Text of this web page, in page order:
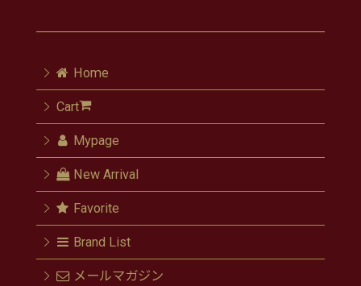
Home
Cart
Mypage
New Arrival
Favorite
Brand List
メールマガジン